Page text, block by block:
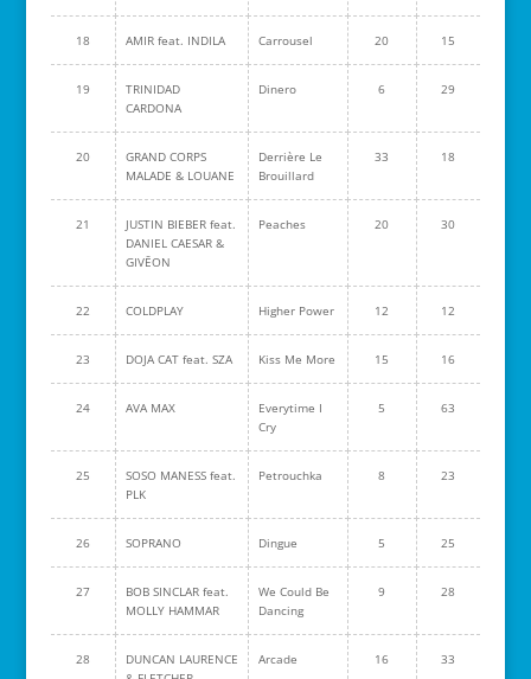
18 AMIR feat. INDILA Carrousel 20 15
19
TRINIDAD
CARDONA
Dinero 6 29
20
GRAND CORPS
MALADE & LOUANE
Derrière Le
Brouillard
33 18
21
JUSTIN BIEBER feat.
DANIEL CAESAR &
GIVĒON
Peaches 20 30
22 COLDPLAY Higher Power 12 12
23 DOJA CAT feat. SZA Kiss Me More 15 16
24 AVA MAX
Everytime I
Cry
5 63
25
SOSO MANESS feat.
PLK
Petrouchka 8 23
26 SOPRANO Dingue 5 25
27
BOB SINCLAR feat.
MOLLY HAMMAR
We Could Be
Dancing
9 28
28
DUNCAN LAURENCE
Arcade 16 33